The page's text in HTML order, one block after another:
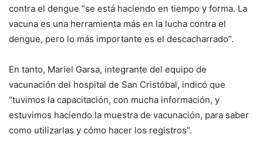
contra el dengue “se está haciendo en tiempo y forma. La
vacuna es una herramienta más en la lucha contra el
dengue, pero lo más importante es el descacharrado”.
En tanto, Mariel Garsa, integrante del equipo de
vacunación del hospital de San Cristóbal, indicó que
“tuvimos la capacitación, con mucha información, y
estuvimos haciendo la muestra de vacunación, para saber
como utilizarlas y cómo hacer los registros”.